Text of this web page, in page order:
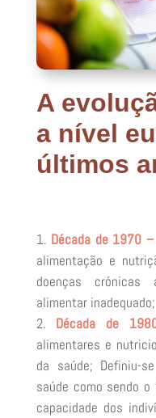
A
a nível
últimos
Década de 1970 –
alimentação e
doenças crónicas
alimentar inadequado;
Década de
alimentares e
da saúde; Definiu-
saúde como sendo
capacidade dos